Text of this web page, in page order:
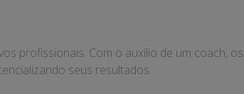
profissionais. Com o auxílio de um coach,
seus resultados.